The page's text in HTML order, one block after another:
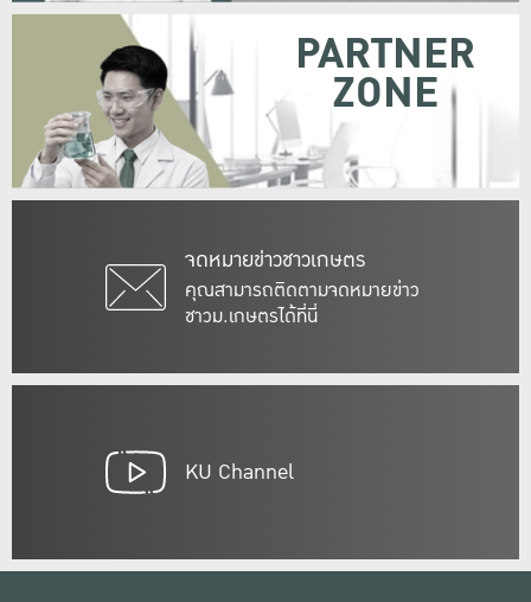
จดหมายข่าวชาวเกษตร
คุณสามารถติดตามจดหมายข่าว
ชาวม.เกษตรได้ที่นี่
PARTNER
ZONE
KU Channel